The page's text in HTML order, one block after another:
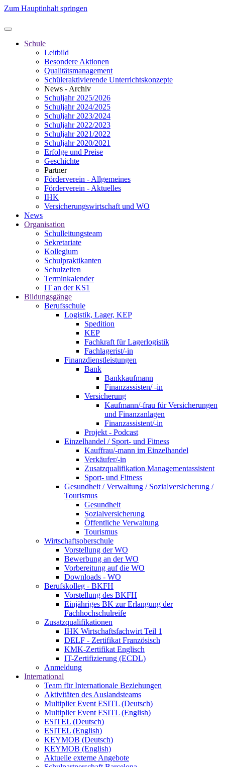
Zum Hauptinhalt springen
Schule
Leitbild
Besondere Aktionen
Qualitätsmanagement
Schüleraktivierende Unterrichtskonzepte
News - Archiv
Schuljahr 2025/2026
Schuljahr 2024/2025
Schuljahr 2023/2024
Schuljahr 2022/2023
Schuljahr 2021/2022
Schuljahr 2020/2021
Erfolge und Preise
Geschichte
Partner
Förderverein - Allgemeines
Förderverein - Aktuelles
IHK
Versicherungswirtschaft und WO
News
Organisation
Schulleitungsteam
Sekretariate
Kollegium
Schulpraktikanten
Schulzeiten
Terminkalender
IT an der KS1
Bildungsgänge
Berufsschule
Logistik, Lager, KEP
Spedition
KEP
Fachkraft für Lagerlogistik
Fachlagerist/-in
Finanzdienstleistungen
Bank
Bankkaufmann
Finanzassisten/ -in
Versicherung
Kaufmann/-frau für Versicherungen
und Finanzanlagen
Finanzassistent/-in
Projekt - Podcast
Einzelhandel / Sport- und Fitness
Kauffrau/-mann im Einzelhandel
Verkäufer/-in
Zusatzqualifikation Managementassistent
Sport- und Fitness
Gesundheit / Verwaltung / Sozialversicherung /
Tourismus
Gesundheit
Sozialversicherung
Öffentliche Verwaltung
Tourismus
Wirtschaftsoberschule
Vorstellung der WO
Bewerbung an der WO
Vorbereitung auf die WO
Downloads - WO
Berufskolleg - BKFH
Vorstellung des BKFH
Einjähriges BK zur Erlangung der
Fachhochschulreife
Zusatzqualifikationen
IHK Wirtschaftsfachwirt Teil 1
DELF - Zertifikat Französisch
KMK-Zertifikat Englisch
IT-Zertifizierung (ECDL)
Anmeldung
International
Team für Internationale Beziehungen
Aktivitäten des Auslandsteams
Multiplier Event ESITL (Deutsch)
Multiplier Event ESITL (English)
ESITEL (Deutsch)
ESITEL (English)
KEYMOB (Deutsch)
KEYMOB (English)
Aktuelle externe Angebote